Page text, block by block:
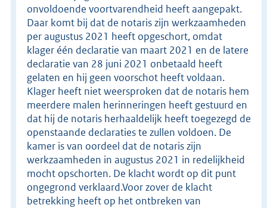
onvoldoende voortvarendheid heeft aangepakt.
Daar komt bij dat de notaris zijn werkzaamheden
per augustus 2021 heeft opgeschort, omdat
klager één declaratie van maart 2021 en de latere
declaratie van 28 juni 2021 onbetaald heeft
gelaten en hij geen voorschot heeft voldaan.
Klager heeft niet weersproken dat de notaris hem
meerdere malen herinneringen heeft gestuurd en
dat hij de notaris herhaaldelijk heeft toegezegd de
openstaande declaraties te zullen voldoen. De
kamer is van oordeel dat de notaris zijn
werkzaamheden in augustus 2021 in redelijkheid
mocht opschorten. De klacht wordt op dit punt
ongegrond verklaard.Voor zover de klacht
betrekking heeft op het ontbreken van